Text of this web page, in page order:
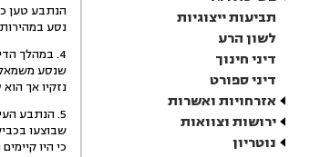
תביעות ייצוגיות
לשון הרע
דיני חינוך
דיני ספורט
אזרחויות ואשרות
ירושות וצוואות
נוטריון
הנתבע טען
נסע במהירות שאינה
4. במהלך
נזקיו אך
5. הנתבע
שבוצעו
כי היו קיימים נזקים